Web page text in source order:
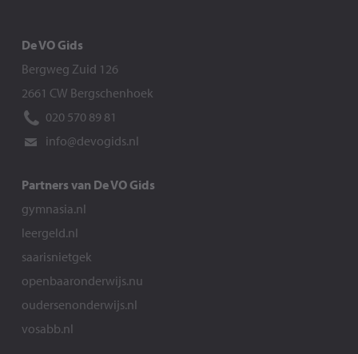
De VO Gids
Bergweg Zuid 126
2661 CW Bergschenhoek
020 570 89 81
info@devogids.nl
Partners van De VO Gids
gymnasia.nl
leergeld.nl
saarisnietgek
openbaaronderwijs.nu
oudersenonderwijs.nl
vosabb.nl